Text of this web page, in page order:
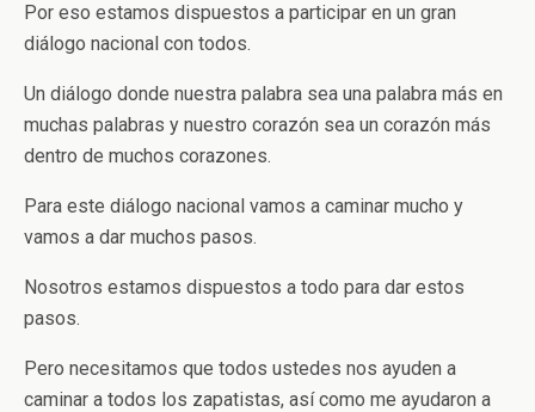
Por eso estamos dispuestos a participar en un gran
diálogo nacional con todos.
Un diálogo donde nuestra palabra sea una palabra más en
muchas palabras y nuestro corazón sea un corazón más
dentro de muchos corazones.
Para este diálogo nacional vamos a caminar mucho y
vamos a dar muchos pasos.
Nosotros estamos dispuestos a todo para dar estos
pasos.
Pero necesitamos que todos ustedes nos ayuden a
caminar a todos los zapatistas, así como me ayudaron a